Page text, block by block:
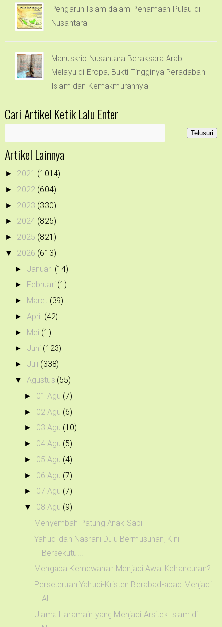
Pengaruh Islam dalam Penamaan Pulau di
Nusantara
Manuskrip Nusantara Beraksara Arab
Melayu di Eropa, Bukti Tingginya Peradaban
Islam dan Kemakmurannya
Cari Artikel Ketik Lalu Enter
Artikel Lainnya
► 2021 (1014)
► 2022 (604)
► 2023 (330)
► 2024 (825)
► 2025 (821)
▼ 2026 (613)
► Januari (14)
► Februari (1)
► Maret (39)
► April (42)
► Mei (1)
► Juni (123)
► Juli (338)
▼ Agustus (55)
► 01 Agu (7)
► 02 Agu (6)
► 03 Agu (10)
► 04 Agu (5)
► 05 Agu (4)
► 06 Agu (7)
► 07 Agu (7)
▼ 08 Agu (9)
Menyembah Patung Anak Sapi
Yahudi dan Nasrani Dulu Bermusuhan, Kini
Bersekutu...
Mengapa Kemewahan Menjadi Awal Kehancuran?
Perseteruan Yahudi-Kristen Berabad-abad Menjadi
Al...
Ulama Haramain yang Menjadi Arsitek Islam di